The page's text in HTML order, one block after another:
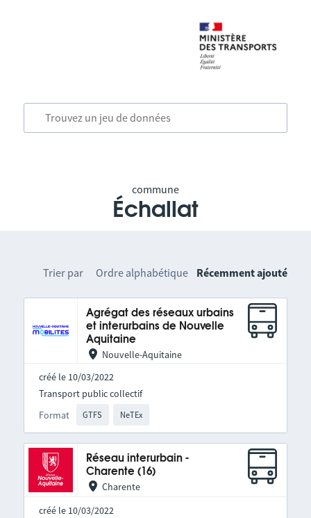
commune
Échallat
Trier par Ordre alphabétique Récemment ajouté
Agrégat des réseaux urbains
et interurbains de Nouvelle
Aquitaine
Nouvelle-Aquitaine
créé le 10/03/2022
Format GTFS NeTEx
Transport public collectif
Réseau interurbain -
Charente (16)
Charente
créé le 10/03/2022